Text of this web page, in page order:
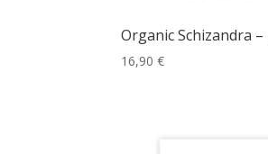
Organic Schizandra
16,90€